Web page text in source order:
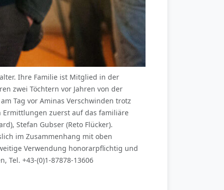
Ihre Familie ist Mitglied in der
zwei Töchtern vor Jahren von der
Tag vor Aminas Verschwinden trotz
Ermittlungen zuerst auf das familiäre
Stefan Gubser (Reto Flücker).
im Zusammenhang mit oben
Verwendung honorarpflichtig und
Tel. +43-(0)1-87878-13606